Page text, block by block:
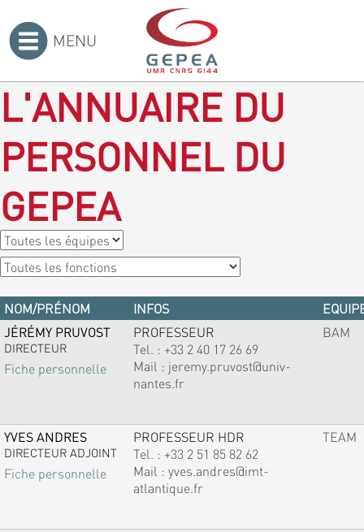
MENU
L'ANNUAIRE DU
PERSONNEL DU
GEPEA
NOM/PRÉNOM INFOS
JÉRÉMY PRUVOST
DIRECTEUR
Fiche personnelle
PROFESSEUR
Tel. : +33 2 40 17 26 69
Mail : jeremy.pruvost@univ-
nantes.fr
BAM
YVES ANDRES
DIRECTEUR ADJOINT
Fiche personnelle
PROFESSEUR HDR
Tel. : +33 2 51 85 82 62
Mail : yves.andres@imt-
atlantique.fr
TEAM